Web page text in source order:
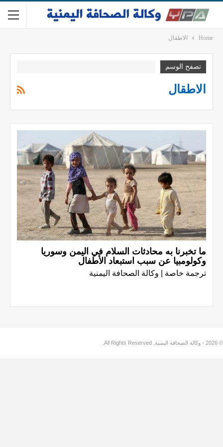
Home الاطقال
تصفح الوسم
الاطقال
ما تخبرنا به محادثات السلام في اليمن وسوريا
وكولومبيا عن سبب استبعاد الأطفال
ترجمة خاصة | وكالة الصحافة اليمنية
© 2026 - وكالة الصحافة اليمنية. All Rights Reserved.